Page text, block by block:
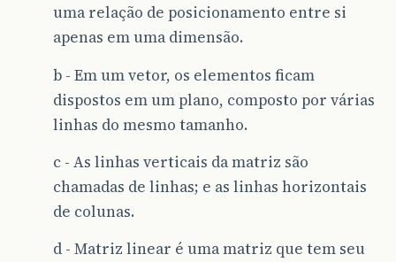
uma relação de posicionamento entre si
apenas em uma dimensão.
b - Em um vetor, os elementos ficam
dispostos em um plano, composto por várias
linhas do mesmo tamanho.
c - As linhas verticais da matriz são
chamadas de linhas; e as linhas horizontais
de colunas.
d - Matriz linear é uma matriz que tem seu